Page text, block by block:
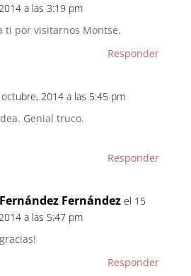
a las 3:19 pm
ti por visitarnos Montse.
Responder
2014 a las 5:45 pm
Genial truco.
Responder
Fernández el 15
a las 5:47 pm
Responder